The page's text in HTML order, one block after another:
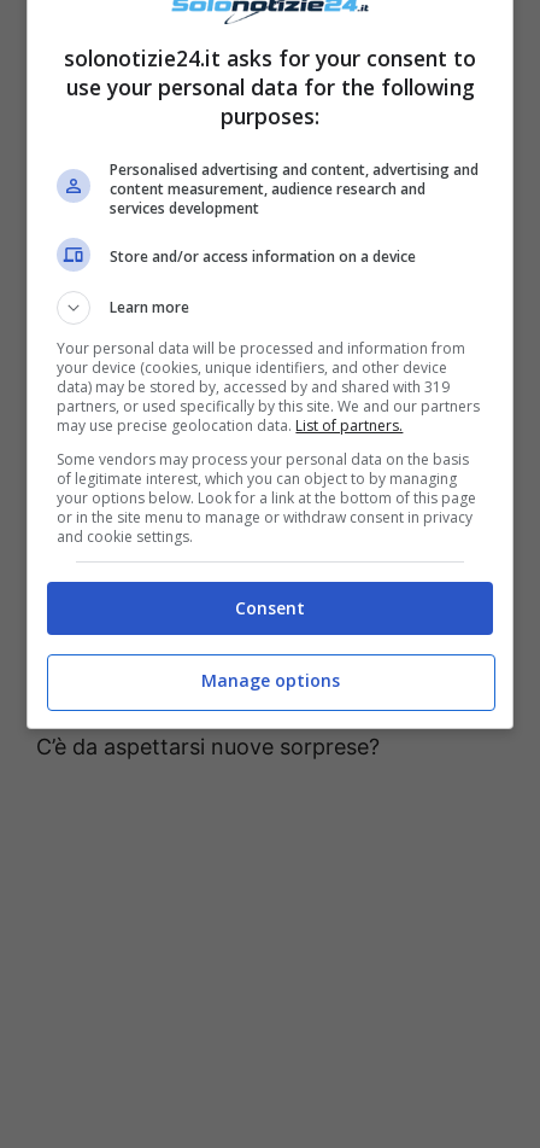
Già perchè a cercarlo, dopo il suo abbandono
ci ha pensato (oltre che tante fan) una ex
dama del trono over di Uomini e Donne. Di
chi stiamo parlando? DiValentina Autiero
romana tutto pepe che per anni ha tenuto
banco, all’interno del dating show, con le sue
vicissitudini sentimentali. La 40enne, in
102.5 ha infatti spiegato di essere stata molto
colpita da Gero, dai suoi modi di fare e dalla
sua bellezza, al punto da spingerla a cercare
un contatto con lui: “ho mandato un
messaggio su Instagram quando è uscito dal
programma, proprio perché se uno mi piace
mi piace a prescindere che sia lì. Lui mi ha
messo un cuoricino però non ha risposto a
parole. In realtà mi piacerebbe essere
corteggiata ora…” ha detto l’Autiero. Dunque
il cavaliere non sarebbe andato oltre, per ora.
C’è da aspettarsi nuove sorprese?
solonotizie24.it asks for your consent to
use your personal data for the following
purposes:
Personalised advertising and content, advertising and
content measurement, audience research and
services development
Store and/or access information on a device
Learn more
Your personal data will be processed and information from
your device (cookies, unique identifiers, and other device
data) may be stored by, accessed by and shared with 319
partners, or used specifically by this site. We and our partners
may use precise geolocation data. List of partners.
Some vendors may process your personal data on the basis
of legitimate interest, which you can object to by managing
your options below. Look for a link at the bottom of this page
or in the site menu to manage or withdraw consent in privacy
and cookie settings.
Consent
Manage options